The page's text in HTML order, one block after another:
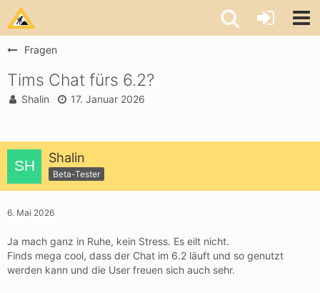
Fragen
Tims Chat fürs 6.2?
Shalin 17. Januar 2026
Shalin
Beta-Tester
6. Mai 2026
Ja mach ganz in Ruhe, kein Stress. Es eilt nicht.
Finds mega cool, dass der Chat im 6.2 läuft und so genutzt
werden kann und die User freuen sich auch sehr.